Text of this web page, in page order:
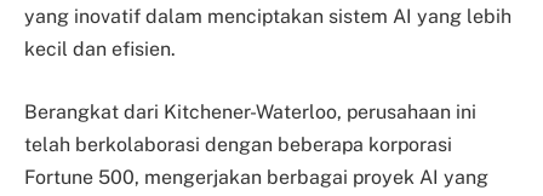
yang inovatif dalam menciptakan sistem AI yang lebih
kecil dan efisien.
Berangkat dari Kitchener-Waterloo, perusahaan ini
telah berkolaborasi dengan beberapa korporasi
Fortune 500, mengerjakan berbagai proyek AI yang